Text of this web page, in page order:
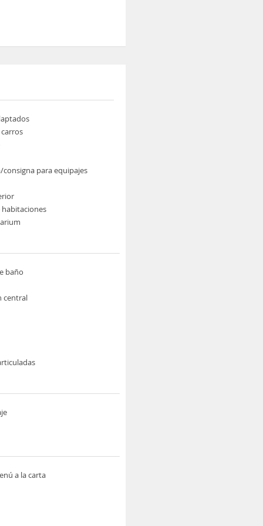
para equipajes
habitaciones
baño
central
a la carta